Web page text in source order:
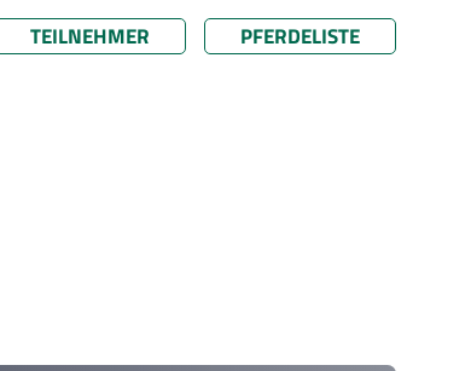
TEILNEHMER PFERDELISTE